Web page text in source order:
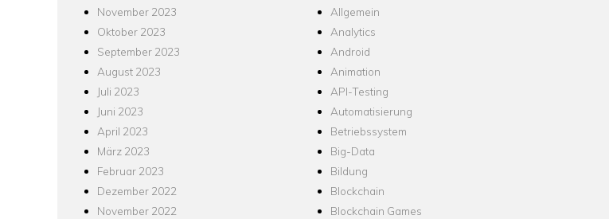
November 2023
Oktober 2023
September 2023
August 2023
Juli 2023
Juni 2023
April 2023
März 2023
Februar 2023
Dezember 2022
November 2022
Allgemein
Analytics
Android
Animation
API-Testing
Automatisierung
Betriebssystem
Big-Data
Bildung
Blockchain
Blockchain Games